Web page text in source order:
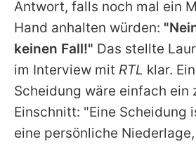
Antwort, falls noch mal ein
Hand anhalten würden:
keinen Fall!" Das stellte
im Interview mit RTL klar.
Scheidung wäre einfach ein
Einschnitt: "Eine Scheidung
eine persönliche